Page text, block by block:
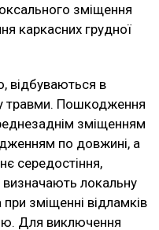
зміщення
каркасних грудної
відбуваються в
травми. Пошкодження
зміщенням
по довжині, а
середостіння,
локальну
зміщенні відламків
Для виключення